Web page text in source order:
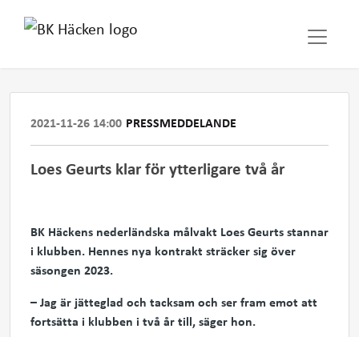
2021-11-26 14:00 PRESSMEDDELANDE
Loes Geurts klar för ytterligare två år
BK Häckens nederländska målvakt Loes Geurts stannar
i klubben. Hennes nya kontrakt sträcker sig över
säsongen 2023.
– Jag är jätteglad och tacksam och ser fram emot att
fortsätta i klubben i två år till, säger hon.